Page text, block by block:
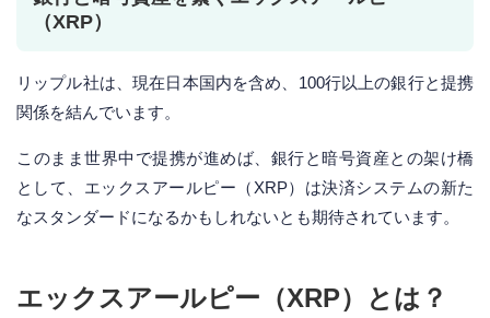
（XRP）
リップル社は、現在日本国内を含め、100行以上の銀行と提携
関係を結んでいます。
このまま世界中で提携が進めば、銀行と暗号資産との架け橋
として、エックスアールピー（XRP）は決済システムの新た
なスタンダードになるかもしれないとも期待されています。
エックスアールピー（XRP）とは？